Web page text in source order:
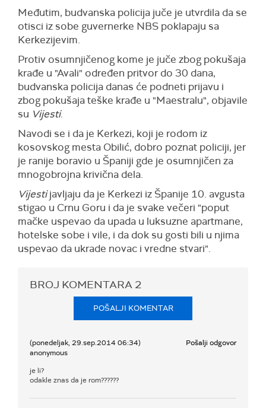
Međutim, budvanska policija juče je utvrdila da se
otisci iz sobe guvernerke NBS poklapaju sa
Kerkezijevim.
Protiv osumnjičenog kome je juče zbog pokušaja
krađe u "Avali" određen pritvor do 30 dana,
budvanska policija danas će podneti prijavu i
zbog pokušaja teške krađe u "Maestralu", objavile
su Vijesti.
Navodi se i da je Kerkezi, koji je rodom iz
kosovskog mesta Obilić, dobro poznat policiji, jer
je ranije boravio u Španiji gde je osumnjičen za
mnogobrojna krivična dela.
Vijestijavljaju da je Kerkezi iz Španije 10. avgusta
stigao u Crnu Goru i da je svake večeri "poput
mačke uspevao da upada u luksuzne apartmane,
hotelske sobe i vile, i da dok su gosti bili u njima
uspevao da ukrade novac i vredne stvari".
BROJ KOMENTARA 2
POŠALJI KOMENTAR
(ponedeljak, 29.sep.2014 06:34)
anonymous
Pošalji odgovor
je li?
odakle znas da je rom??????